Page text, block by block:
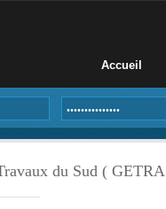
Accueil
du Sud (